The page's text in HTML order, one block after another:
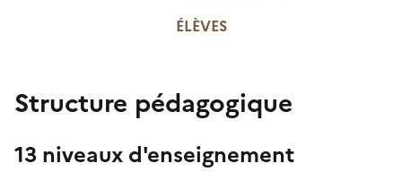
ÉLÈVES
Structure pédagogique
13 niveaux d'enseignement